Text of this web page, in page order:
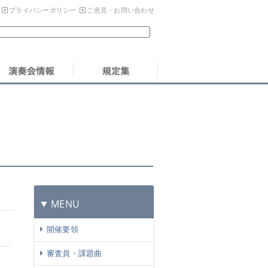
プライバシーポリシー ご意見・お問い合わせ
MENU
開催要領
審査員・課題曲